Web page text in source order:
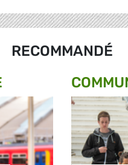
RECOMMANDÉ